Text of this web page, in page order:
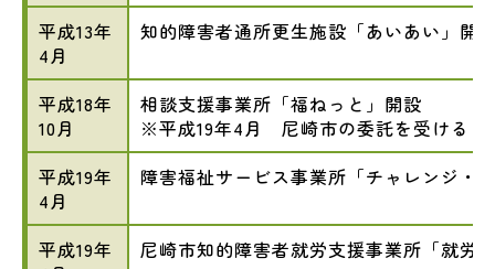
平成13年
4月
知的障害者通所更生施設「あいあい」開
平成18年
10月
相談支援事業所「福ねっと」開設
※平成19年4月 尼崎市の委託を受ける
平成19年
4月
障害福祉サービス事業所「チャレンジ・
平成19年
尼崎市知的障害者就労支援事業所「就労